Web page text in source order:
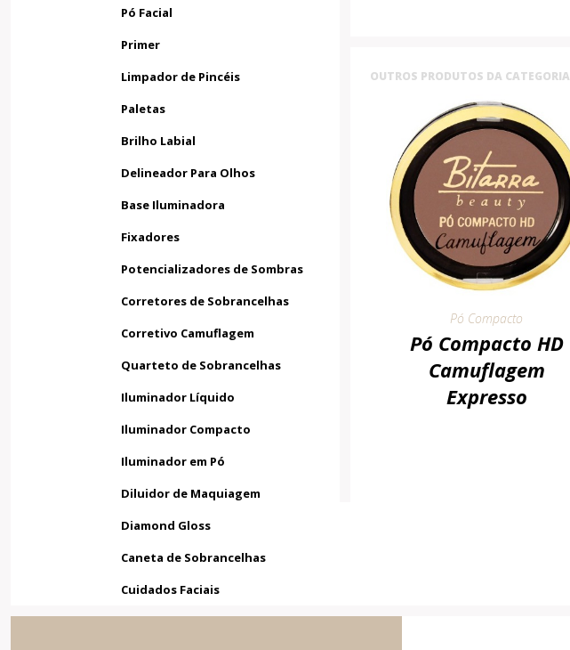
Pó Facial
Primer
Limpador de Pincéis
Paletas
Brilho Labial
Delineador Para Olhos
Base Iluminadora
Fixadores
Potencializadores de Sombras
Corretores de Sobrancelhas
Corretivo Camuflagem
Quarteto de Sobrancelhas
Iluminador Líquido
Iluminador Compacto
Iluminador em Pó
Diluidor de Maquiagem
Diamond Gloss
Caneta de Sobrancelhas
Cuidados Faciais
OUTROS PRODUTOS DA CATEGORIA
Pó Compacto
Pó Compacto HD
Camuflagem
Expresso